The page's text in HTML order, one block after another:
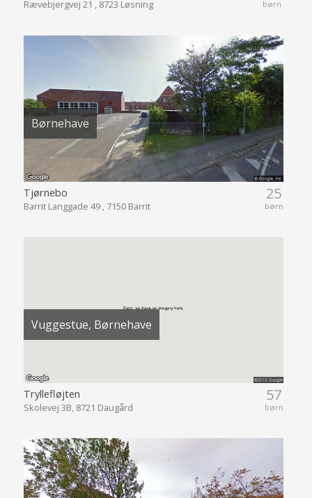
børn
Rævebjergvej 21 , 8723 Løsning
Børnehave
25
børn
Tjørnebo
Barrit Langgade 49 , 7150 Barrit
Vuggestue, Børnehave
57
børn
Tryllefløjten
Skolevej 3B, 8721 Daugård